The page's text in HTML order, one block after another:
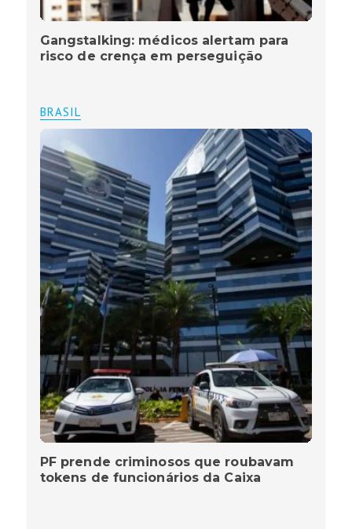
Gangstalking: médicos alertam para
risco de crença em perseguição
BRASIL
PF prende criminosos que roubavam
tokens de funcionários da Caixa